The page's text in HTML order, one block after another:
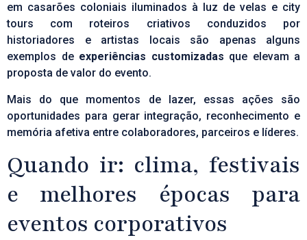
em casarões coloniais iluminados à luz de velas e city
tours com roteiros criativos conduzidos por
historiadores e artistas locais são apenas alguns
exemplos de experiências customizadas que elevam a
proposta de valor do evento.
Mais do que momentos de lazer, essas ações são
oportunidades para gerar integração, reconhecimento e
memória afetiva entre colaboradores, parceiros e líderes.
Quando ir: clima, festivais
e melhores épocas para
eventos corporativos